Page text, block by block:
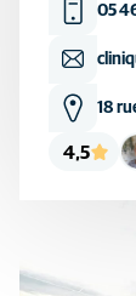
05
18
4,5